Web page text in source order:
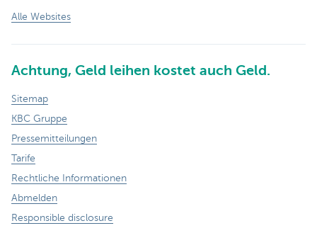
Alle Websites
Achtung, Geld leihen kostet auch Geld.
Sitemap
KBC Gruppe
Pressemitteilungen
Tarife
Rechtliche Informationen
Abmelden
Responsible disclosure